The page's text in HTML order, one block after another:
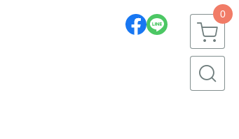
0